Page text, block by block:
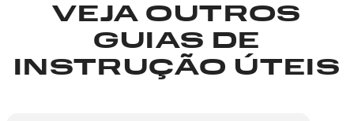
VEJA OUTROS
GUIAS DE
INSTRUÇÃO ÚTEIS